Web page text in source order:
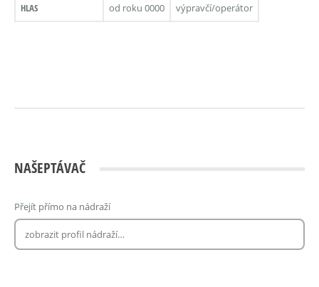
HLAS od roku 0000 výpravčí/operátor
NAŠEPTÁVAČ
Přejít přímo na nádraží